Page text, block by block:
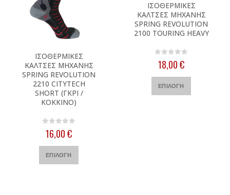
ΙΣΟΘΕΡΜΙΚΕΣ
ΚΑΛΤΣΕΣ ΜΗΧΑΝΗΣ
SPRING REVOLUTION
2210 CITYTECH
SHORT (ΓΚΡΙ /
ΚΟΚΚΙΝΟ)
out of 5
16,00€
ΕΠΙΛΟΓΉ
Αυτό το προϊόν έχει πολλαπλές παραλλαγές. Οι επιλογές μπορούν να επιλεγούν στη σελίδα του προϊόντος
ΙΣΟΘΕΡΜΙΚΕΣ
ΚΑΛΤΣΕΣ ΜΗΧΑΝΗΣ
SPRING REVOLUTION
2100 TOURING HEAVY
out of 5
18,00€
ΕΠΙΛΟΓΉ
Αυτό το προϊόν έχει πολλαπλές παραλλαγές. Οι επιλογές μπορούν να επιλεγούν στη σελίδα του προϊόντος